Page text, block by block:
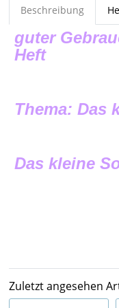
Beschreibung
guter
Heft
Thema: Das
Das kleine
Zuletzt angesehen